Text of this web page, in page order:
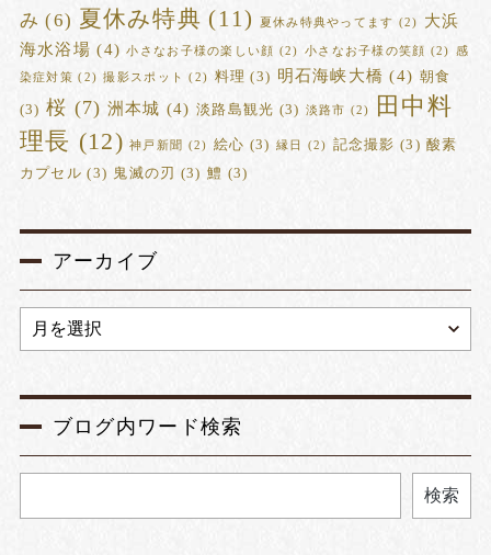
み (6) 夏休み特典 (11) 夏休み特典やってます (2)
大浜
海水浴場 (4) 小さなお子様の楽しい顔 (2) 小さなお子様の笑顔 (2) 感
染症対策 (2) 撮影スポット (2) 料理 (3) 明石海峡大橋 (4) 朝食
(3) 桜 (7) 洲本城 (4) 淡路島観光 (3) 淡路市 (2)
田中料
理長 (12) 神戸新聞 (2) 絵心 (3) 縁日 (2) 記念撮影 (3) 酸素
カプセル (3) 鬼滅の刃 (3) 鱧 (3)
アーカイブ
ブログ内ワード検索
検索